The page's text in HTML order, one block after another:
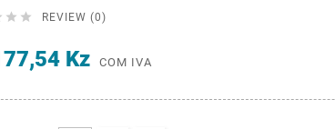
  REVIEW (0)
Kz COM IVA